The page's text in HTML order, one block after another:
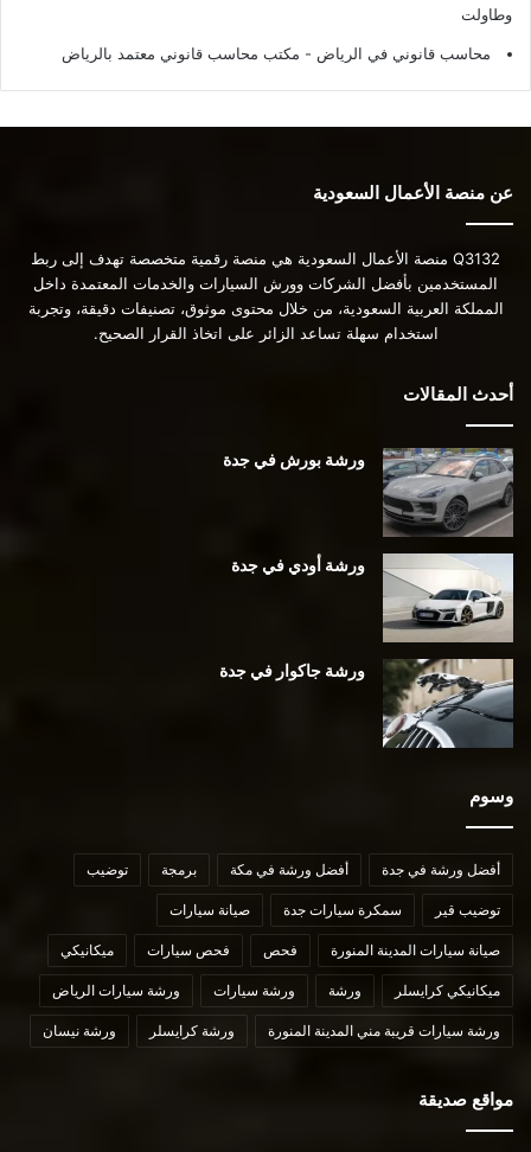
وطاولت
محاسب قانوني في الرياض - مكتب محاسب قانوني معتمد بالرياض
عن منصة الأعمال السعودية
Q3132 منصة الأعمال السعودية هي منصة رقمية متخصصة تهدف إلى ربط
المستخدمين بأفضل الشركات وورش السيارات والخدمات المعتمدة داخل
المملكة العربية السعودية، من خلال محتوى موثوق، تصنيفات دقيقة، وتجربة
استخدام سهلة تساعد الزائر على اتخاذ القرار الصحيح.
أحدث المقالات
ورشة بورش في جدة
ورشة أودي في جدة
ورشة جاكوار في جدة
وسوم
أفضل ورشة في جدة أفضل ورشة في مكة برمجة توضيب
توضيب قير سمكرة سيارات جدة صيانة سيارات
صيانة سيارات المدينة المنورة فحص فحص سيارات ميكانيكي
ميكانيكي كرايسلر ورشة ورشة سيارات ورشة سيارات الرياض
ورشة سيارات قريبة مني المدينة المنورة ورشة كرايسلر ورشة نيسان
مواقع صديقة